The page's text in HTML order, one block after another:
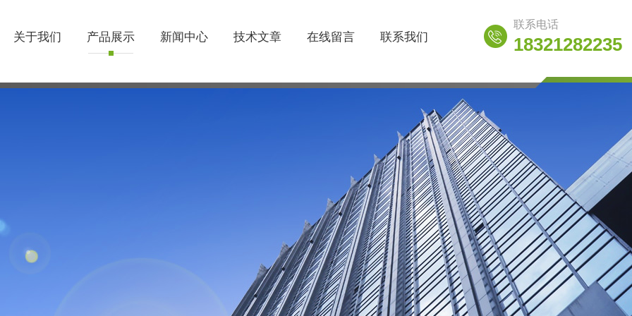
关于我们 产品展示 新闻中心 技术文章 在线留言 联系我们
联系电话
18321282235